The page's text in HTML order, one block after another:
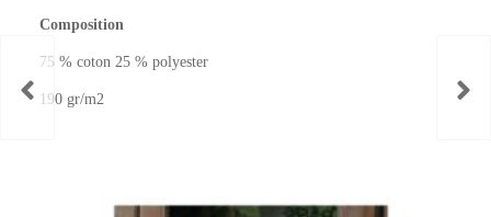
Composition
75 % coton 25 % polyester
190 gr/m2